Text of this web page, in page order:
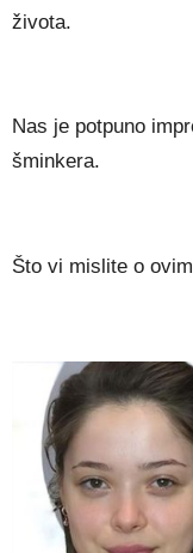
života.
Nas je potpuno
šminkera.
Što vi mislite o